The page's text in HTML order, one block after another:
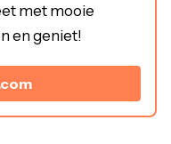
met mooie
en geniet!